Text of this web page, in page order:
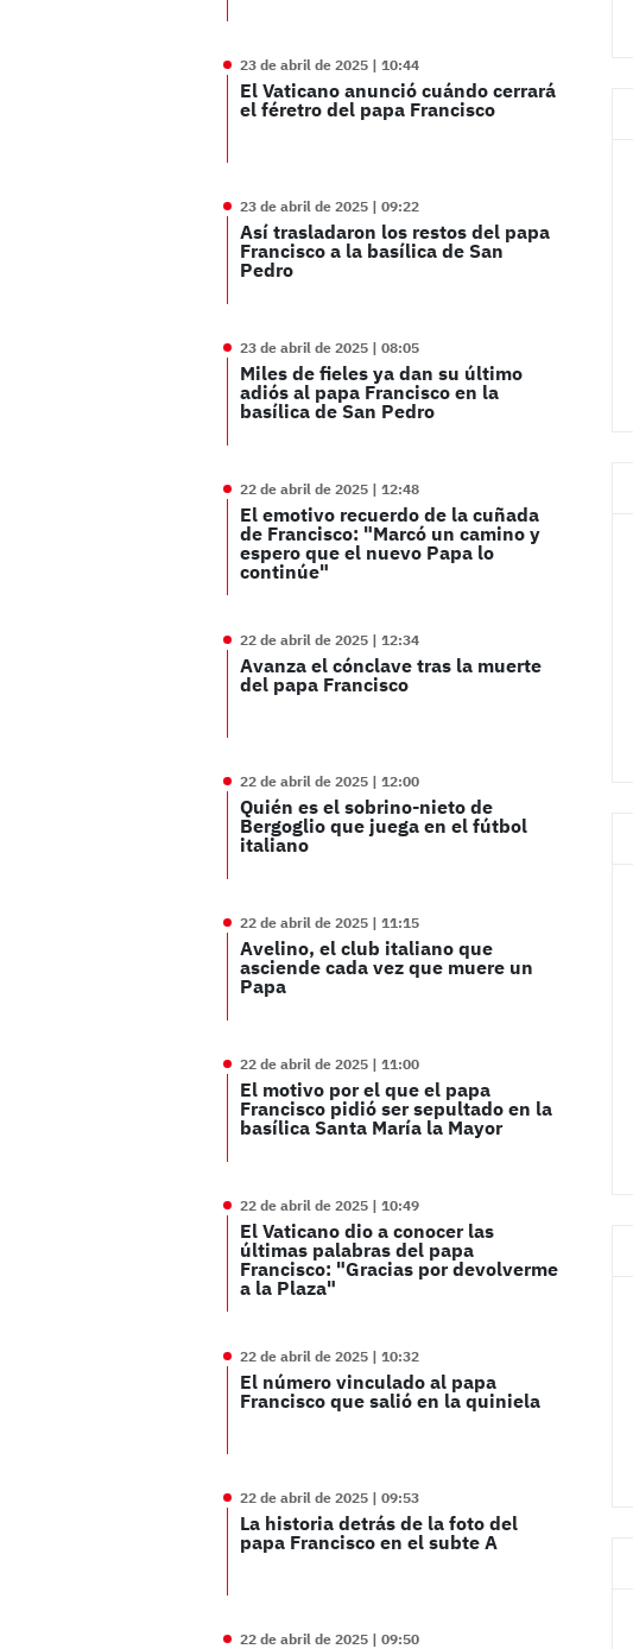
23 de abril de 2025 | 10:44
El Vaticano anunció cuándo cerrará
el féretro del papa Francisco
23 de abril de 2025 | 09:22
Así trasladaron los restos del papa
Francisco a la basílica de San
Pedro
23 de abril de 2025 | 08:05
Miles de fieles ya dan su último
adiós al papa Francisco en la
basílica de San Pedro
22 de abril de 2025 | 12:48
El emotivo recuerdo de la cuñada
de Francisco: "Marcó un camino y
espero que el nuevo Papa lo
continúe"
22 de abril de 2025 | 12:34
Avanza el cónclave tras la muerte
del papa Francisco
22 de abril de 2025 | 12:00
Quién es el sobrino-nieto de
Bergoglio que juega en el fútbol
italiano
22 de abril de 2025 | 11:15
Avelino, el club italiano que
asciende cada vez que muere un
Papa
22 de abril de 2025 | 11:00
El motivo por el que el papa
Francisco pidió ser sepultado en la
basílica Santa María la Mayor
22 de abril de 2025 | 10:49
El Vaticano dio a conocer las
últimas palabras del papa
Francisco: "Gracias por devolverme
a la Plaza"
22 de abril de 2025 | 10:32
El número vinculado al papa
Francisco que salió en la quiniela
22 de abril de 2025 | 09:53
La historia detrás de la foto del
papa Francisco en el subte A
22 de abril de 2025 | 09:50